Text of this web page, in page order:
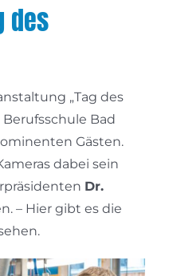
des
„Tag des
Bad
Gästen.
dabei sein
Dr.
– Hier gibt es die